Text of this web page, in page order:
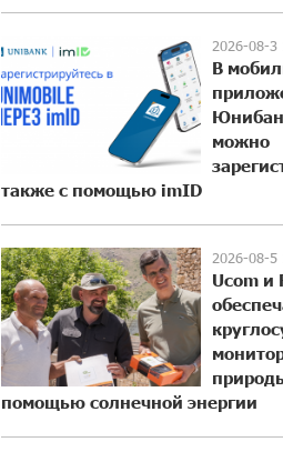
Пашинян ты упустил
спокойно. Аршак
обслуживания Ucom
адресу ул. Шаумяна,
Никогда Нагорный
составе независимого
Аршак Карапетян
2026-08-3
В
можно
также с помощью imID
2026-08-5
Ucom и
помощью солнечной энергии